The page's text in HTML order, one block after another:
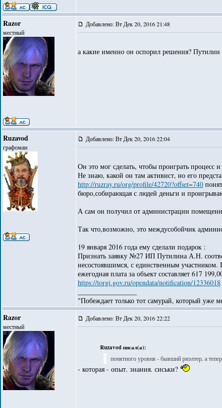
Razor
местный
Добавлено: Вт Дек 20, 2016 21:48
а какие именно он оспорил решения? Путилин
Ruzavod
графоман
Добавлено: Вт Дек 20, 2016 22:04
Он это мог сделать, чтобы проиграть процесс
Не знаю, какой он там активист, но его
http://ruzray.ru/org/profile/42720?offset=740
бюро,собирающая с людей деньги и
А сам он получил от администрации
Так что,возможно, это междусобойчик
19 января 2016 года ему сделали подарок :
Признать заявку №27 ИП Путилина А.Н.
несостоявшимся, с единственным
ежегодная плата за объект составляет 617
https://torgi.gov.ru/opendata/notification/12336018
"Побеждает только тот самурай, который уже
Razor
местный
Добавлено: Вт Дек 20, 2016 22:22
Ruzavod писал(а):
понятного уровня - бывший риэлтер, а
- которая - опыт. знания. сиськи?